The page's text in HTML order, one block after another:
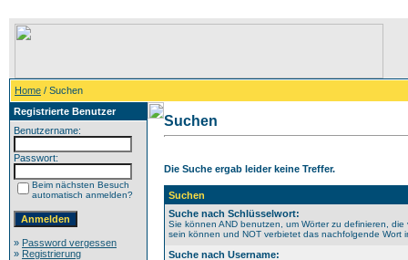
Home / Suchen
Registrierte Benutzer
Benutzername:
Passwort:
Beim nächsten Besuch
automatisch anmelden?
» Password vergessen
» Registrierung
Suchen
Die Suche ergab leider keine Treffer.
Suchen
Suche nach Schlüsselwort:
Sie können AND benutzen, um Wörter zu definieren,
sein können und NOT verbietet das nachfolgende Wort
Suche nach Username: